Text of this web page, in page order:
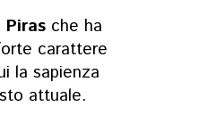
Piras che ha
carattere
la sapienza
attuale.